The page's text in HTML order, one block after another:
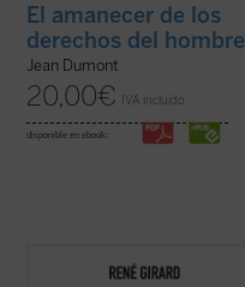
El amanecer de los
derechos del hombre
Jean Dumont
20,00€ IVA incluido
disponible en ebook:
Esta nueva edición, publicada a modo de
conmemoración por el centenario del